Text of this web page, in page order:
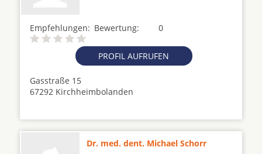
Empfehlungen: 0
Bewertung:
PROFIL AUFRUFEN
Gasstraße 15
67292 Kirchheimbolanden
Dr. med. dent. Michael Schorr